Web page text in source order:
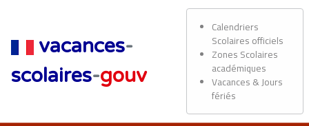
vacances-
scolaires-gouv
Calendriers
Scolaires officiels
Zones Scolaires
académiques
Vacances & Jours
fériés